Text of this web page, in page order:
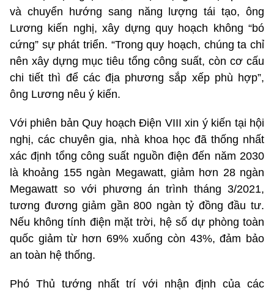
và chuyển hướng sang năng lượng tái tạo, ông
Lương kiến nghị, xây dựng quy hoạch không “bó
cứng” sự phát triển. “Trong quy hoạch, chúng ta chỉ
nên xây dựng mục tiêu tổng công suất, còn cơ cấu
chi tiết thì để các địa phương sắp xếp phù hợp”,
ông Lương nêu ý kiến.
Với phiên bản Quy hoạch Điện VIII xin ý kiến tại hội
nghị, các chuyên gia, nhà khoa học đã thống nhất
xác định tổng công suất nguồn điện đến năm 2030
là khoảng 155 ngàn Megawatt, giảm hơn 28 ngàn
Megawatt so với phương án trình tháng 3/2021,
tương đương giảm gần 800 ngàn tỷ đồng đầu tư.
Nếu không tính điện mặt trời, hệ số dự phòng toàn
quốc giảm từ hơn 69% xuống còn 43%, đảm bảo
an toàn hệ thống.
Phó Thủ tướng nhất trí với nhận định của các